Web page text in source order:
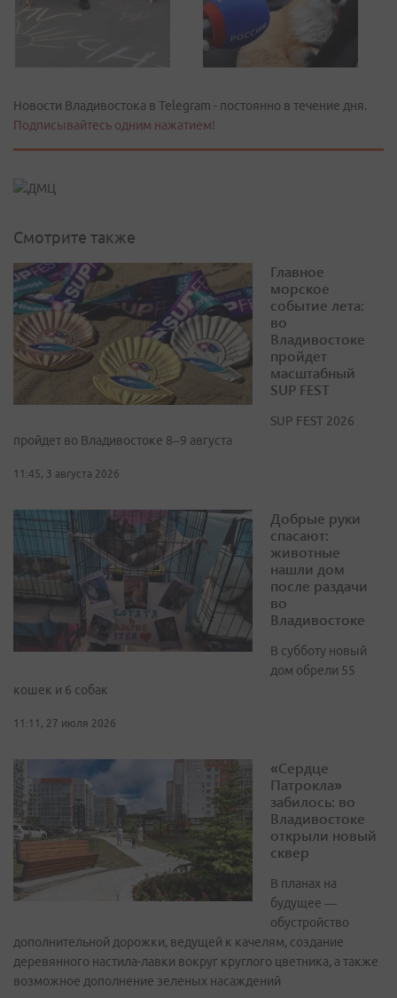
Новости Владивостока в Telegram - постоянно в течение дня.
Подписывайтесь одним нажатием!
Смотрите также
Главное
морское
событие лета:
во
Владивостоке
пройдет
масштабный
SUP FEST
SUP FEST 2026
пройдет во Владивостоке 8–9 августа
11:45, 3 августа 2026
Добрые руки
спасают:
животные
нашли дом
после раздачи
во
Владивостоке
В субботу новый
дом обрели 55
кошек и 6 собак
11:11, 27 июля 2026
«Сердце
Патрокла»
забилось: во
Владивостоке
открыли новый
сквер
В планах на
будущее —
обустройство
дополнительной дорожки, ведущей к качелям, создание
деревянного настила-лавки вокруг круглого цветника, а также
возможное дополнение зеленых насаждений